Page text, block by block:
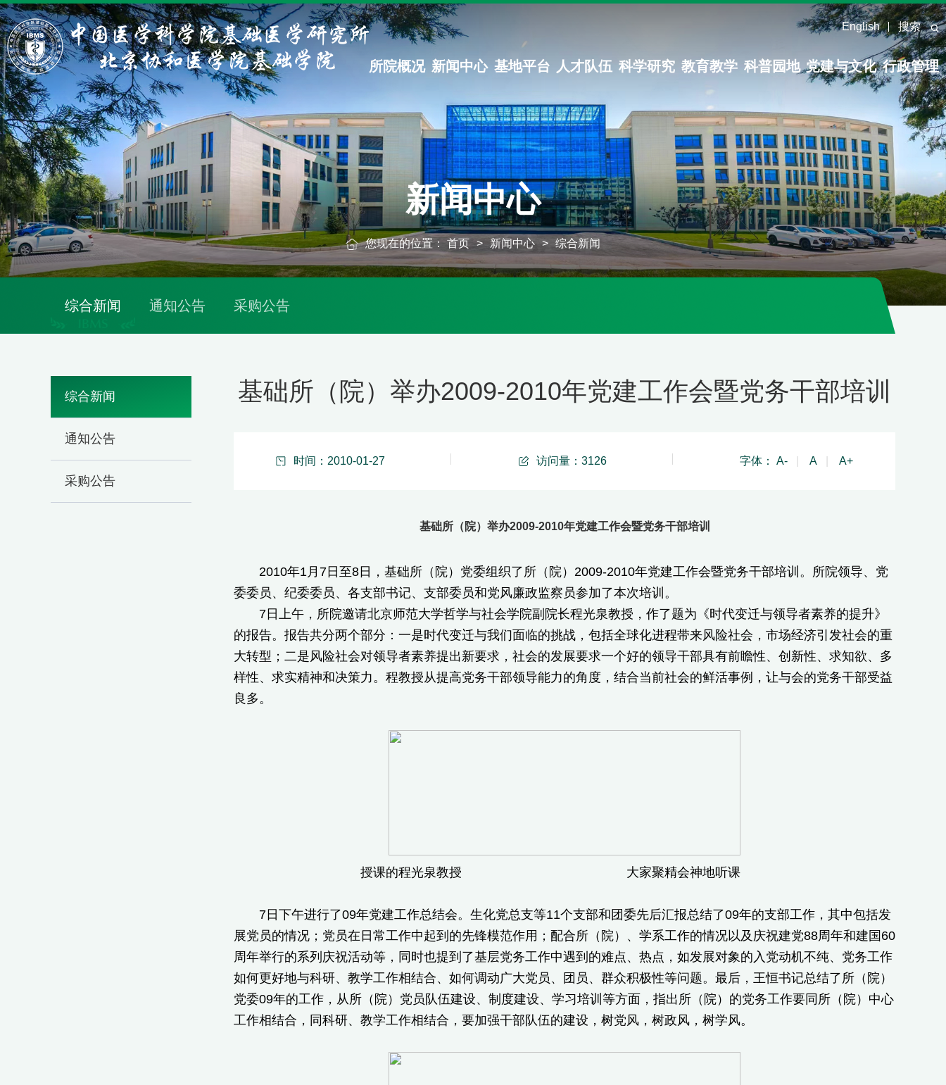
English 搜索
所院概况 新闻中心 基地平台 人才队伍 科学研究 教育教学 科普园地 党建与文化 行政管理
新闻中心
您现在的位置： 首页 > 新闻中心 > 综合新闻
综合新闻 通知公告 采购公告
综合新闻
通知公告
采购公告
基础所（院）举办2009-2010年党建工作会暨党务干部培训
时间：2010-01-27 访问量： 3126 字体： A- A A+
基础所（院）举办2009-2010年党建工作会暨党务干部培训
2010年1月7日至8日，基础所（院）党委组织了所（院）2009-2010年党建工作会暨党务干部培训。所院领导、党
委委员、纪委委员、各支部书记、支部委员和党风廉政监察员参加了本次培训。
7日上午，所院邀请北京师范大学哲学与社会学院副院长程光泉教授，作了题为《时代变迁与领导者素养的提升》
的报告。报告共分两个部分：一是时代变迁与我们面临的挑战，包括全球化进程带来风险社会，市场经济引发社会的重
大转型；二是风险社会对领导者素养提出新要求，社会的发展要求一个好的领导干部具有前瞻性、创新性、求知欲、多
样性、求实精神和决策力。程教授从提高党务干部领导能力的角度，结合当前社会的鲜活事例，让与会的党务干部受益
良多。
授课的程光泉教授 大家聚精会神地听课
7日下午进行了09年党建工作总结会。生化党总支等11个支部和团委先后汇报总结了09年的支部工作，其中包括发
展党员的情况；党员在日常工作中起到的先锋模范作用；配合所（院）、学系工作的情况以及庆祝建党88周年和建国60
周年举行的系列庆祝活动等，同时也提到了基层党务工作中遇到的难点、热点，如发展对象的入党动机不纯、党务工作
如何更好地与科研、教学工作相结合、如何调动广大党员、团员、群众积极性等问题。最后，王恒书记总结了所（院）
党委09年的工作，从所（院）党员队伍建设、制度建设、学习培训等方面，指出所（院）的党务工作要同所（院）中心
工作相结合，同科研、教学工作相结合，要加强干部队伍的建设，树党风，树政风，树学风。